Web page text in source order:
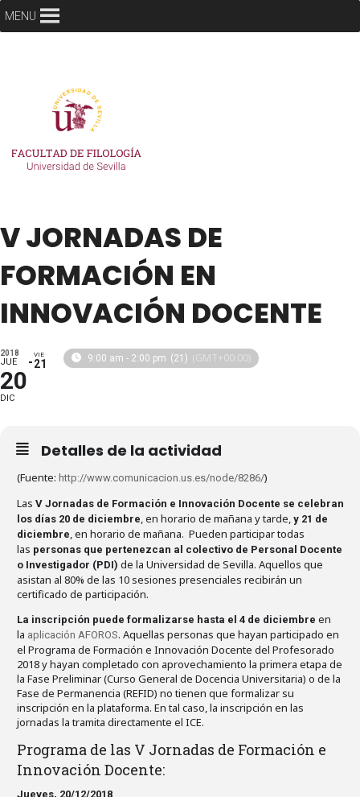
MENU
V JORNADAS DE
FORMACIÓN EN
INNOVACIÓN DOCENTE
2018
JUE
20
DIC
VIE
21 9:00 am - 2:00 pm (21) (GMT+00:00)
Detalles de la actividad
(Fuente: http://www.comunicacion.us.es/node/8286/)
Las V Jornadas de Formación e Innovación Docente se celebran
los días 20 de diciembre, en horario de mañana y tarde, y 21 de
diciembre, en horario de mañana. Pueden participar todas
las personas que pertenezcan al colectivo de Personal Docente
o Investigador (PDI) de la Universidad de Sevilla. Aquellos que
asistan al 80% de las 10 sesiones presenciales recibirán un
certificado de participación.
La inscripción puede formalizarse hasta el 4 de diciembre en
la aplicación AFOROS. Aquellas personas que hayan participado en
el Programa de Formación e Innovación Docente del Profesorado
2018 y hayan completado con aprovechamiento la primera etapa de
la Fase Preliminar (Curso General de Docencia Universitaria) o de la
Fase de Permanencia (REFID) no tienen que formalizar su
inscripción en la plataforma. En tal caso, la inscripción en las
jornadas la tramita directamente el ICE.
Programa de las V Jornadas de Formación e
Innovación Docente:
Jueves, 20/12/2018